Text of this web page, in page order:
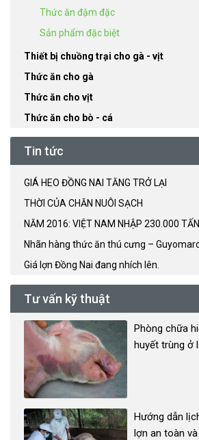
Thức ăn đậm đặc
Sản phẩm đặc biệt
Thiết bị chuồng trại cho gà - vịt
Thức ăn cho gà
Thức ăn cho vịt
Thức ăn cho bò - cá
Tin tức
GIÁ HEO ĐỒNG NAI TĂNG TRỞ LẠI
THỜI CỦA CHĂN NUÔI SẠCH
NĂM 2016: VIỆT NAM NHẬP 230.000
Nhãn hàng thức ăn thú cưng –
Giá lợn Đồng Nai đang nhích lên.
Tư vấn kỹ thuật
Phòng chữa
huyết trùng ở
Hướng dẫn
lợn an toàn